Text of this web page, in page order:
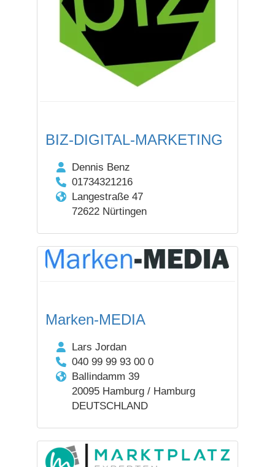
BIZ-DIGITAL-MARKETING
Dennis Benz
01734321216
Langestraße 47
72622 Nürtingen
Marken-MEDIA
Lars Jordan
040 99 99 93 00 0
Ballindamm 39
20095 Hamburg / Hamburg
DEUTSCHLAND